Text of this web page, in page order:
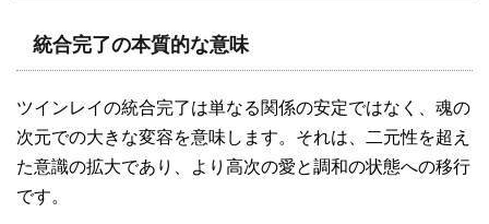
統合完了の本質的な意味
ツインレイの統合完了は単なる関係の安定ではなく、魂の
次元での大きな変容を意味します。それは、二元性を超え
た意識の拡大であり、より高次の愛と調和の状態への移行
です。